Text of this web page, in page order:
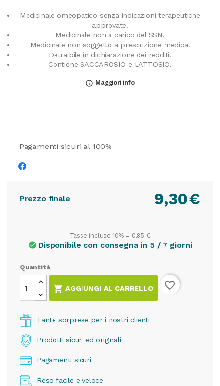
Medicinale omeopatico senza indicazioni terapeutiche
approvate.
Medicinale non a carico del SSN.
Medicinale non soggetto a prescrizione medica.
Detraibile in dichiarazione dei redditi.
Contiene SACCAROSIO e LATTOSIO.
info_outline Maggiori info
Pagamenti sicuri al 100%
Prezzo finale €
9,30
Tasse incluse 10% = 0,85 €
check_circle Disponibile con consegna in 5 / 7 giorni
Quantità
 AGGIUNGI AL CARRELLO favorite_border
Tante sorprese per i nostri clienti
Prodotti sicuri ed originali
Pagamenti sicuri
Reso facile e veloce